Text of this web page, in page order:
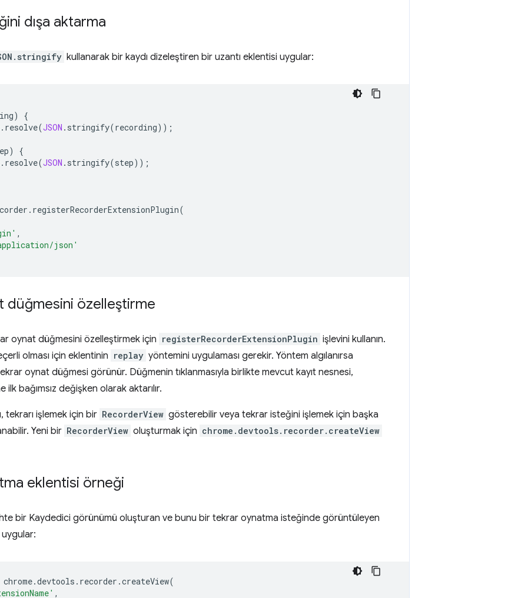
dışa aktarma
kullanarak bir kaydı dizeleştiren bir uzantı eklentisi uygular:
)
{
. resolve(JSON . stringify(recording));
)
{
. resolve(JSON . stringify(step));
. registerRecorderExtensionPlugin(
,
json'
düğmesini özelleştirme
oynat düğmesini özelleştirmek için registerRecorderExtensionPlugin işlevini kullanın.
olması için eklentinin replay yöntemini uygulaması gerekir. Yöntem algılanırsa
oynat düğmesi görünür. Düğmenin tıklanmasıyla birlikte mevcut kayıt nesnesi,
ilk bağımsız değişken olarak aktarılır.
tekrarı işlemek için bir RecorderView gösterebilir veya tekrar isteğini işlemek için başka
Yeni bir RecorderView oluşturmak için chrome.devtools.recorder.createView
eklentisi örneği
bir Kaydedici görünümü oluşturan ve bunu bir tekrar oynatma isteğinde görüntüleyen
chrome.devtools . recorder .createView(
,